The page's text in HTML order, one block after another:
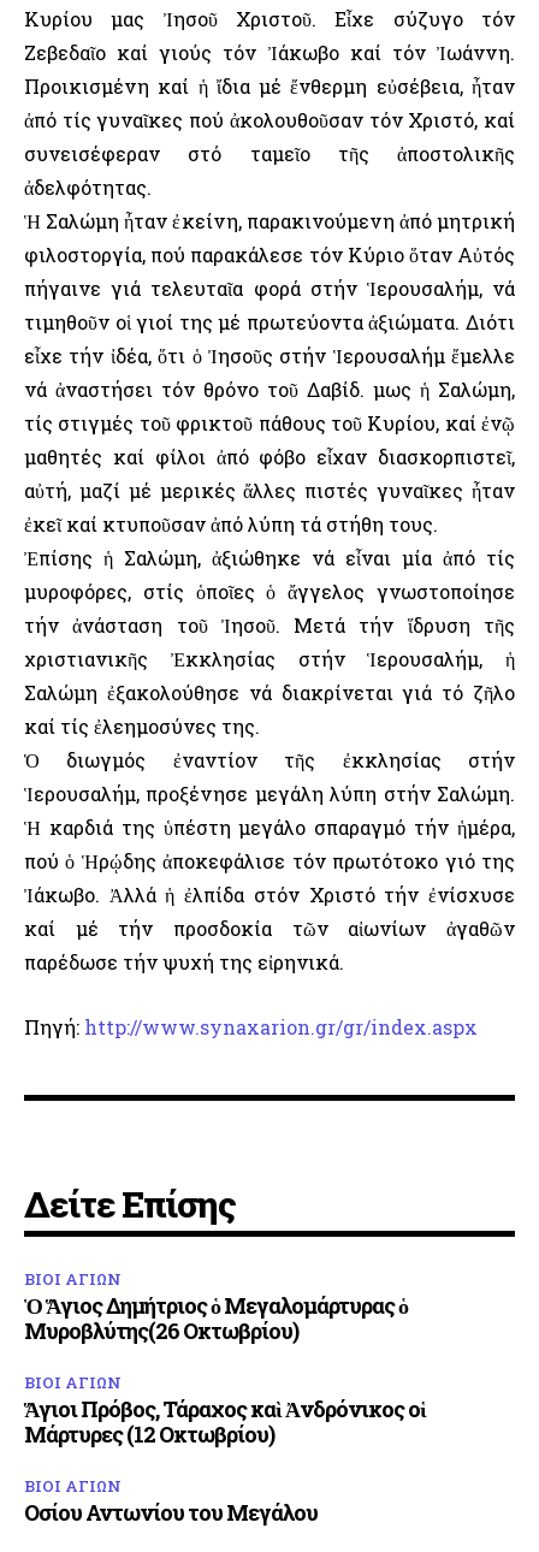
Κυρίου μας Ἰησοῦ Χριστοῦ. Εἶχε σύζυγο τόν
Ζεβεδαῖο καί γιούς τόν Ἰάκωβο καί τόν Ἰωάννη.
Προικισμένη καί ἡ ἴδια μέ ἔνθερμη εὐσέβεια, ἦταν
ἀπό τίς γυναῖκες πού ἀκολουθοῦσαν τόν Χριστό, καί
συνεισέφεραν στό ταμεῖο τῆς ἀποστολικῆς
ἀδελφότητας.
Ἡ Σαλώμη ἦταν ἐκείνη, παρακινούμενη ἀπό μητρική
φιλοστοργία, πού παρακάλεσε τόν Κύριο ὅταν Αὐτός
πήγαινε γιά τελευταῖα φορά στήν Ἱερουσαλήμ, νά
τιμηθοῦν οἱ γιοί της μέ πρωτεύοντα ἀξιώματα. Διότι
εἶχε τήν ἰδέα, ὅτι ὁ Ἰησοῦς στήν Ἱερουσαλήμ ἔμελλε
νά ἀναστήσει τόν θρόνο τοῦ Δαβίδ. Ὅμως ἡ Σαλώμη,
τίς στιγμές τοῦ φρικτοῦ πάθους τοῦ Κυρίου, καί ἐνῷ
μαθητές καί φίλοι ἀπό φόβο εἶχαν διασκορπιστεῖ,
αὐτή, μαζί μέ μερικές ἄλλες πιστές γυναῖκες ἦταν
ἐκεῖ καί κτυποῦσαν ἀπό λύπη τά στήθη τους.
Ἐπίσης ἡ Σαλώμη, ἀξιώθηκε νά εἶναι μία ἀπό τίς
μυροφόρες, στίς ὁποῖες ὁ ἄγγελος γνωστοποίησε
τήν ἀνάσταση τοῦ Ἰησοῦ. Μετά τήν ἵδρυση τῆς
χριστιανικῆς Ἐκκλησίας στήν Ἱερουσαλήμ, ἡ
Σαλώμη ἐξακολούθησε νά διακρίνεται γιά τό ζῆλο
καί τίς ἐλεημοσύνες της.
Ὁ διωγμός ἐναντίον τῆς ἐκκλησίας στήν
Ἱερουσαλήμ, προξένησε μεγάλη λύπη στήν Σαλώμη.
Ἡ καρδιά της ὑπέστη μεγάλο σπαραγμό τήν ἡμέρα,
πού ὁ Ἡρῴδης ἀποκεφάλισε τόν πρωτότοκο γιό της
Ἰάκωβο. Ἀλλά ἡ ἐλπίδα στόν Χριστό τήν ἐνίσχυσε
καί μέ τήν προσδοκία τῶν αἰωνίων ἀγαθῶν
παρέδωσε τήν ψυχή της εἰρηνικά.
Πηγή: http://www.synaxarion.gr/gr/index.aspx
Δείτε Επίσης
ΒΙΟΙ ΑΓΙΩΝ
Ὁ Ἅγιος Δημήτριος ὁ Μεγαλομάρτυρας ὁ
Μυροβλύτης(26 Οκτωβρίου)
ΒΙΟΙ ΑΓΙΩΝ
Ἅγιοι Πρόβος, Τάραχος καὶ Ἀνδρόνικος οἱ
Μάρτυρες (12 Οκτωβρίου)
ΒΙΟΙ ΑΓΙΩΝ
Οσίου Αντωνίου του Μεγάλου